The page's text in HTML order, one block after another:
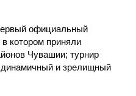
официальный
котором приняли
Чувашии; турнир
динамичный и зрелищный